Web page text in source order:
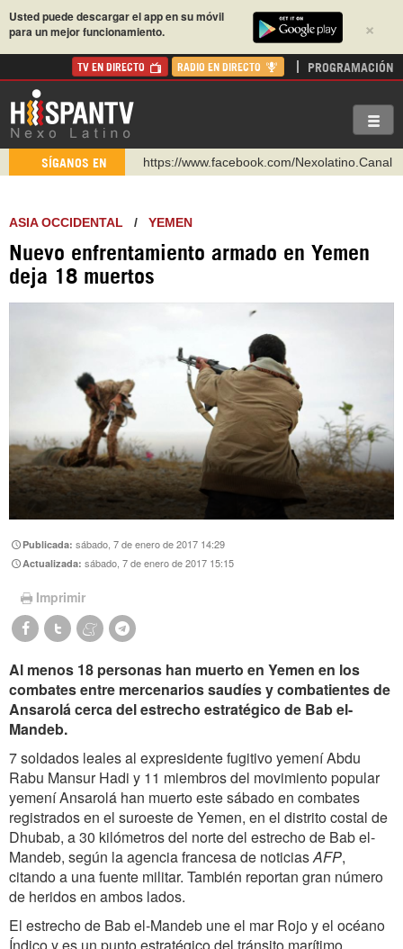
×
Usted puede descargar el app en su móvil
para un mejor funcionamiento.
TV EN DIRECTO RADIO EN DIRECTO PROGRAMACIÓN
SÍGANOS EN
https://www.facebook.com/Nexolatino.Canal
http://twitter.com/nexo_latino
https://t.me/hispantvcanal
https://urmedium.com/c/hispantv
ASIA OCCIDENTAL / YEMEN
Nuevo enfrentamiento armado en Yemen
deja 18 muertos
Publicada:sábado, 7 de enero de 2017 14:29
Actualizada:sábado, 7 de enero de 2017 15:15
Imprimir
Al menos 18 personas han muerto en Yemen en los
combates entre mercenarios ‎saudíes y combatientes de
Ansarolá cerca del estrecho estratégico de Bab el-
Mandeb.‎
7 soldados leales al expresidente fugitivo yemení Abdu
Rabu Mansur Hadi y 11 miembros del movimiento popular
yemení Ansarolá han muerto este sábado en combates
registrados en el suroeste de Yemen, en el distrito costal de
Dhubab, a 30 kilómetros del norte del estrecho de Bab el-
Mandeb, según la agencia francesa de noticiasAFP,
citando a una fuente militar. También reportan gran número
de heridos en ambos lados.
El estrecho de Bab el-Mandeb une el mar Rojo y el océano